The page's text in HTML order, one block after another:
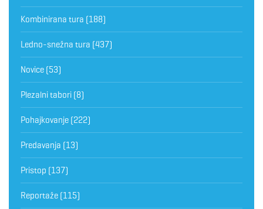
Kombinirana tura (188)
Ledno-snežna tura (437)
Novice (53)
Plezalni tabori (8)
Pohajkovanje (222)
Predavanja (13)
Pristop (137)
Reportaže (115)